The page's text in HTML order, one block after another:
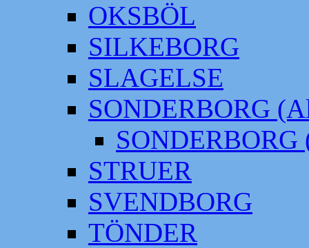
OKSBÖL
SILKEBORG
SLAGELSE
SONDERBORG
SONDERBORG
STRUER
SVENDBORG
TÖNDER